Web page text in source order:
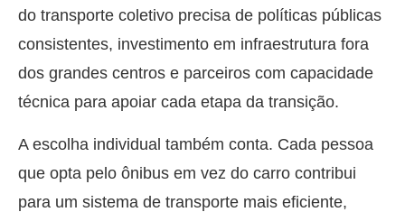
do transporte coletivo precisa de políticas públicas
consistentes, investimento em infraestrutura fora
dos grandes centros e parceiros com capacidade
técnica para apoiar cada etapa da transição.
A escolha individual também conta. Cada pessoa
que opta pelo ônibus em vez do carro contribui
para um sistema de transporte mais eficiente,